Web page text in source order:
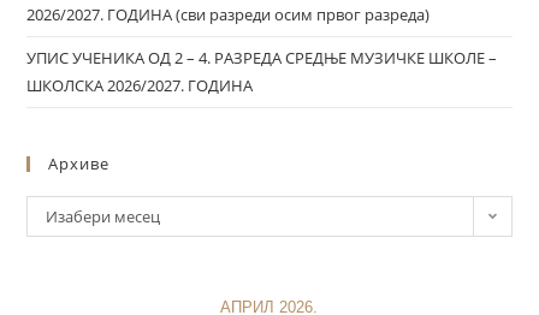
2026/2027. ГОДИНА (сви разреди осим првог разреда)
УПИС УЧЕНИКА ОД 2 – 4. РАЗРЕДА СРЕДЊЕ МУЗИЧКЕ ШКОЛЕ –
ШКОЛСКА 2026/2027. ГОДИНА
Архиве
Изабери месец
АПРИЛ 2026.